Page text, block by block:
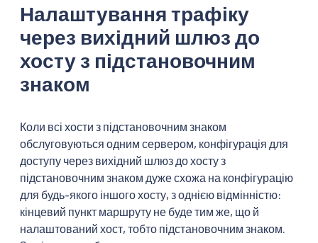
Налаштування трафіку
через вихідний шлюз до
хосту з підстановочним
знаком
Коли всі хости з підстановочним знаком
обслуговуються одним сервером, конфігурація для
доступу через вихідний шлюз до хосту з
підстановочним знаком дуже схожа на конфігурацію
для будь-якого іншого хосту, з однією відмінністю:
кінцевий пункт маршруту не буде тим же, що й
налаштований хост, тобто підстановочним знаком.